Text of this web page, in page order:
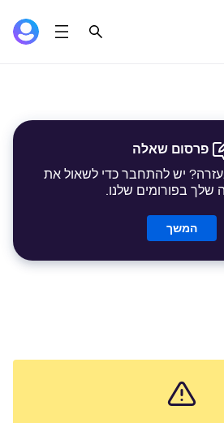
פרסום שאלה
יש להתחבר כדי לשאול את
שלך בפורומים שלנו.
המשך